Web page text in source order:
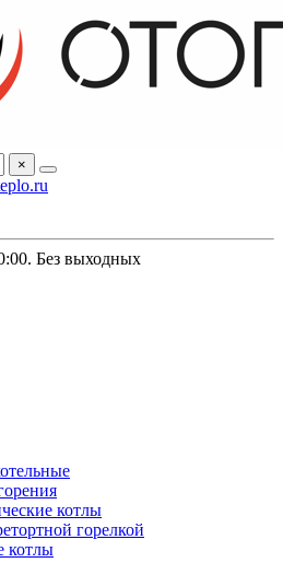
×
Без выходных
котлы
горелкой
котлы